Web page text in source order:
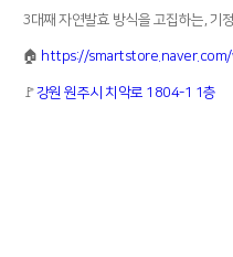
3대째 자연발효 방식을 고집하는, 기
🏠 https://
🚩강원 원주시 치악로 1804-1 1층